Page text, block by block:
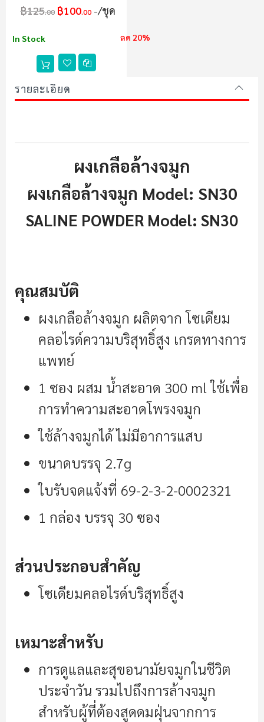
฿125.00 ฿100.00 /ชุด
In Stock ลด 20%
รายละเอียด
ผงเกลือล้างจมูก
ผงเกลือล้างจมูก Model: SN30
SALINE POWDER Model: SN30
คุณสมบัติ
ผงเกลือล้างจมูก ผลิตจาก โซเดียม
คลอไรด์ความบริสุทธิ์สูง เกรดทางการ
แพทย์
1 ซอง ผสม น้ำสะอาด 300 ml ใช้เพื่อ
การทำความสะอาดโพรงจมูก
ใช้ล้างจมูกได้ ไม่มีอาการแสบ
ขนาดบรรจุ 2.7g
ใบรับจดแจ้งที่ 69-2-3-2-0002321
1 กล่อง บรรจุ 30 ซอง
ส่วนประกอบสำคัญ
โซเดียมคลอไรด์บริสุทธิ์สูง
เหมาะสำหรับ
การดูแลและสุขอนามัยจมูกในชีวิต
ประจำวัน รวมไปถึงการล้างจมูก
สำหรับผู้ที่ต้องสูดดมฝุ่นจากการ